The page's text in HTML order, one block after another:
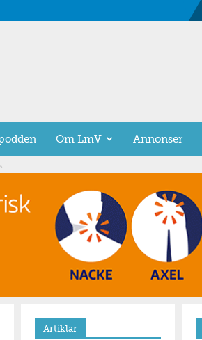
Om LmV Annonser
Artiklar